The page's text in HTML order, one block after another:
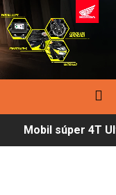
Mobil súper 4T